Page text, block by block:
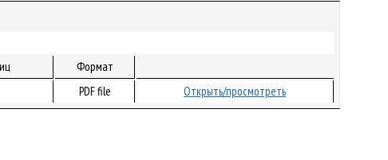
Формат
PDF file Открыть/просмотреть